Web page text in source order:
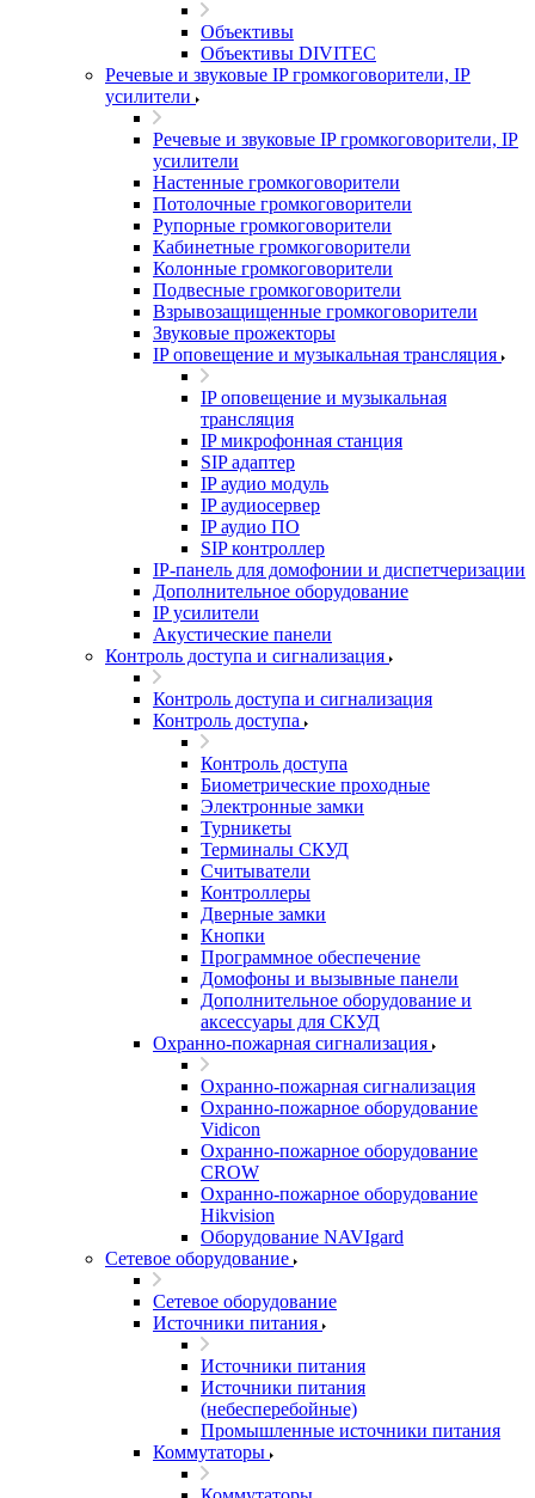
Объективы
Объективы DIVITEC
Речевые и звуковые IP громкоговорители, IP
усилители
Речевые и звуковые IP громкоговорители, IP
усилители
Настенные громкоговорители
Потолочные громкоговорители
Рупорные громкоговорители
Кабинетные громкоговорители
Колонные громкоговорители
Подвесные громкоговорители
Взрывозащищенные громкоговорители
Звуковые прожекторы
IP оповещение и музыкальная трансляция
IP оповещение и музыкальная
трансляция
IP микрофонная станция
SIP адаптер
IP аудио модуль
IP аудиосервер
IP аудио ПО
SIP контроллер
IP-панель для домофонии и диспетчеризации
Дополнительное оборудование
IP усилители
Акустические панели
Контроль доступа и сигнализация
Контроль доступа и сигнализация
Контроль доступа
Контроль доступа
Биометрические проходные
Электронные замки
Турникеты
Терминалы СКУД
Считыватели
Контроллеры
Дверные замки
Кнопки
Программное обеспечение
Домофоны и вызывные панели
Дополнительное оборудование и
аксессуары для СКУД
Охранно-пожарная сигнализация
Охранно-пожарная сигнализация
Охранно-пожарное оборудование
Vidicon
Охранно-пожарное оборудование
CROW
Охранно-пожарное оборудование
Hikvision
Оборудование NAVIgard
Сетевое оборудование
Сетевое оборудование
Источники питания
Источники питания
Источники питания
(небесперебойные)
Промышленные источники питания
Коммутаторы